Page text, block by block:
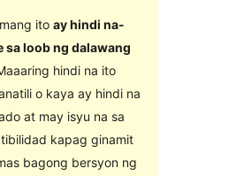
ito ay hindi na-
sa loob ng dalawang
hindi na ito
o kaya ay hindi na
at may isyu na sa
kapag ginamit
bagong bersyon ng